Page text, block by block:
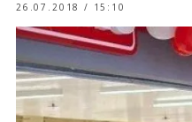
26.07.2018 / 15:10